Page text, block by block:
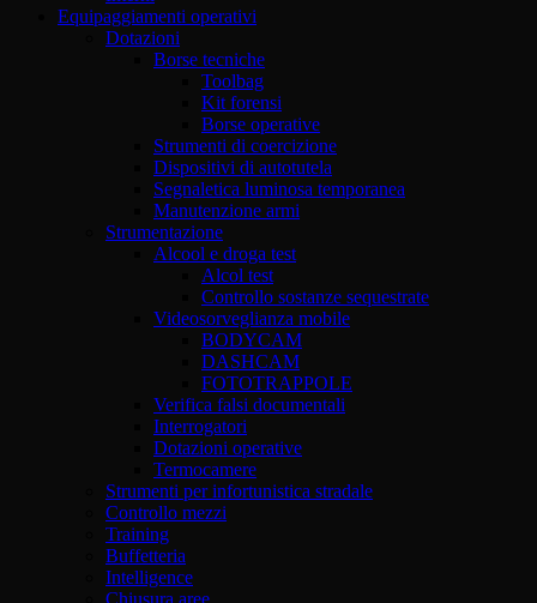
Equipaggiamenti operativi
Dotazioni
Borse tecniche
Toolbag
Kit forensi
Borse operative
Strumenti di coercizione
Dispositivi di autotutela
Segnaletica luminosa temporanea
Manutenzione armi
Strumentazione
Alcool e droga test
Alcol test
Controllo sostanze sequestrate
Videosorveglianza mobile
BODYCAM
DASHCAM
FOTOTRAPPOLE
Verifica falsi documentali
Interrogatori
Dotazioni operative
Termocamere
Strumenti per infortunistica stradale
Controllo mezzi
Training
Buffetteria
Intelligence
Chiusura aree